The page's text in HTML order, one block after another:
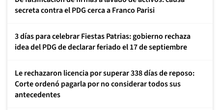
secreta contra el PDG cerca a Franco Parisi
3 días para celebrar Fiestas Patrias: gobierno rechaza
idea del PDG de declarar feriado el 17 de septiembre
Le rechazaron licencia por superar 338 días de reposo:
Corte ordenó pagarla por no considerar todos sus
antecedentes